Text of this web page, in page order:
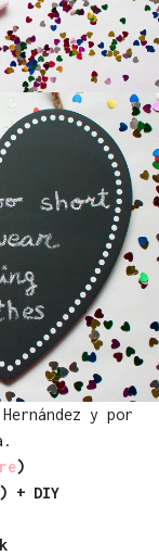
y por
)
+ DIY